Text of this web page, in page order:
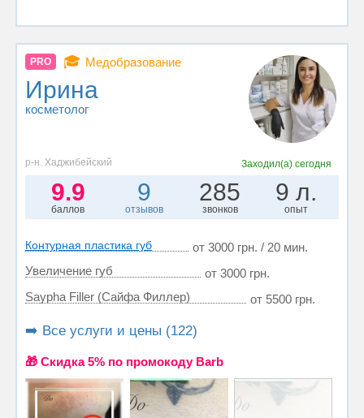
PRO 🎓 Медобразование
Ирина
косметолог
р-н. Хаджибейский Заходил(а)сегодня
9.9
баллов
9
отзывов
285
звонков
9 л.
опыт
Контурная пластика губ
от 3000 грн. / 20 мин.
Увеличение губ
от 3000 грн.
Saypha Filler (Сайфа Филлер)
от 5500 грн.
➡️ Все услуги и цены (122)
🎁 Cкидка 5% по промокоду Barb